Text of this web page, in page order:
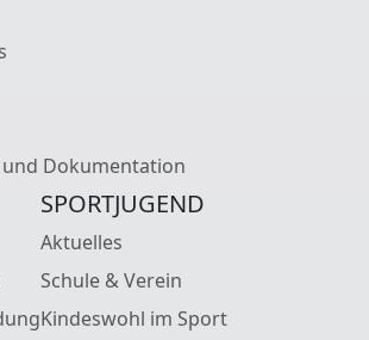
Dokumentation
SPORTJUGEND
Aktuelles
Schule & Verein
Kindeswohl im Sport